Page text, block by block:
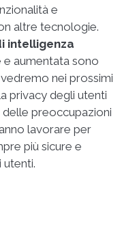
e
altre tecnologie.
intelligenza
e aumentata sono
nei prossimi
privacy degli utenti
preoccupazioni
lavorare per
più sicure e